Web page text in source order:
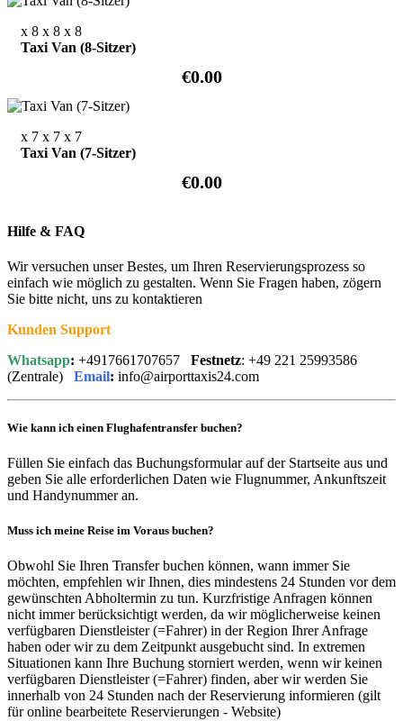
x 8 x 8 x 8
Taxi Van (8-Sitzer)
€0.00
x 7 x 7 x 7
Taxi Van (7-Sitzer)
€0.00
Hilfe & FAQ
Wir versuchen unser Bestes, um Ihren Reservierungsprozess so
einfach wie möglich zu gestalten. Wenn Sie Fragen haben, zögern
Sie bitte nicht, uns zu kontaktieren
Kunden Support
Whatsapp: +4917661707657 Festnetz: +49 221 25993586
(Zentrale) Email: info@airporttaxis24.com
Wie kann ich einen Flughafentransfer buchen?
Füllen Sie einfach das Buchungsformular auf der Startseite aus und
geben Sie alle erforderlichen Daten wie Flugnummer, Ankunftszeit
und Handynummer an.
Muss ich meine Reise im Voraus buchen?
Obwohl Sie Ihren Transfer buchen können, wann immer Sie
möchten, empfehlen wir Ihnen, dies mindestens 24 Stunden vor dem
gewünschten Abholtermin zu tun. Kurzfristige Anfragen können
nicht immer berücksichtigt werden, da wir möglicherweise keinen
verfügbaren Dienstleister (=Fahrer) in der Region Ihrer Anfrage
haben oder wir zu dem Zeitpunkt ausgebucht sind. In extremen
Situationen kann Ihre Buchung storniert werden, wenn wir keinen
verfügbaren Dienstleister (=Fahrer) finden, aber wir werden Sie
innerhalb von 24 Stunden nach der Reservierung informieren (gilt
für online bearbeitete Reservierungen - Website)